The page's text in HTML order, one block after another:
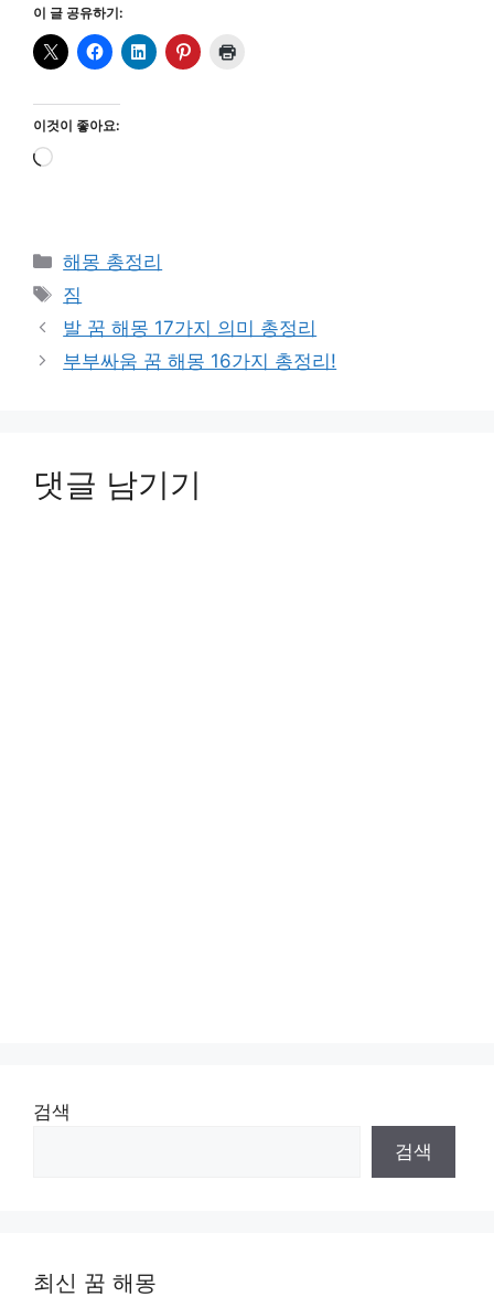
이 글 공유하기:
이것이 좋아요:
로
카
테
고
리
해몽 총정리
태
그
짐
발 꿈 해몽 17가지 의미 총정리
부부싸움 꿈 해몽 16가지 총정리!
댓글 남기기
검색
검색
최신 꿈 해몽